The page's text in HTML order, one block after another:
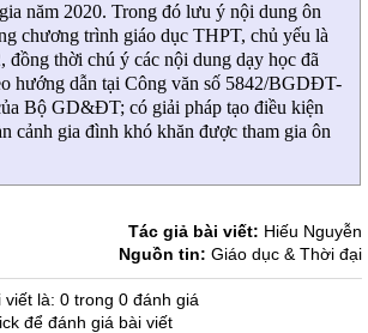
năm 2020. Trong đó lưu ý nội dung ôn
chương trình giáo dục THPT, chủ yếu là
đồng thời chú ý các nội dung dạy học đã
hướng dẫn tại Công văn số 5842/BGDĐT-
Bộ GD&ĐT; có giải pháp tạo điều kiện
cảnh gia đình khó khăn được tham gia ôn
Tác giả bài viết: Hiếu Nguyễn
Nguồn tin: Giáo dục & Thời đại
là: 0 trong 0 đánh giá
để đánh giá bài viết